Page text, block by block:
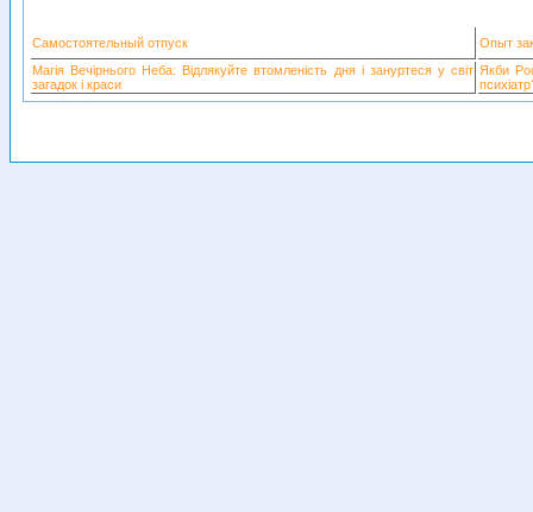
Самостоятельный отпуск
Опыт
Магія Вечірнього Неба: Відлякуйте втомленість дня і зануртеся у світ
загадок і краси
Якби